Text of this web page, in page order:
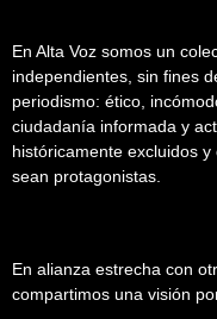
En Alta Voz somos un
independientes, sin fines
periodismo: ético,
ciudadanía informada y
históricamente excluidos
sean protagonistas.
En alianza estrecha con
compartimos una visión